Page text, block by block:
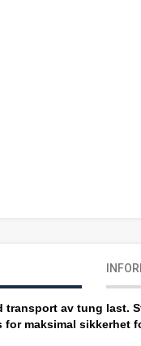
av tung last.
maksimal sikkerhet